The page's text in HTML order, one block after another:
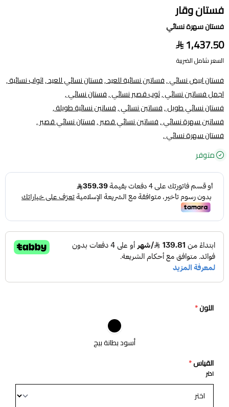
فستان وقار
فستان سهرة نسائي
1,437.50
السعر شامل الضريبة
فستان ابيض نسائي ,فساتين نسائية للعيد ,فستان نسائي للعيد ,اثواب نسائية ,
اجمل فساتين نسائي ,ثوب قصير نسائي ,فستان نسائي ,
فستان نسائي طويل ,فساتين نسائي ,فساتين نسائية طويلة ,
فساتين سهرة نسائي ,فساتين نسائي قصير ,فستان نسائي قصير ,
فستان سهرة نسائي ,
متوفر
اللون*
أسود بطانة بيج
القياس*
اختر